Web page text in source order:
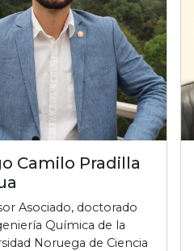
Camilo Pradilla
Asociado, doctorado
Química de la
Noruega de Ciencia